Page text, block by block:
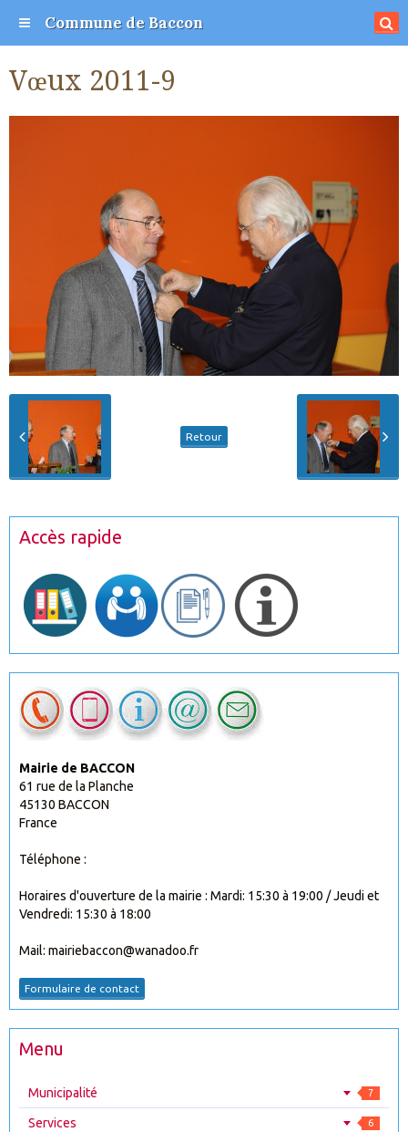
Commune de Baccon
Vœux 2011-9
Retour
Accès rapide
Mairie de BACCON
61 rue de la Planche
45130 BACCON
France
Téléphone :
Horaires d'ouverture de la mairie : Mardi: 15:30 à 19:00 / Jeudi et
Vendredi: 15:30 à 18:00
Mail: mairiebaccon@wanadoo.fr
Formulaire de contact
Menu
Municipalité 7
Services 6